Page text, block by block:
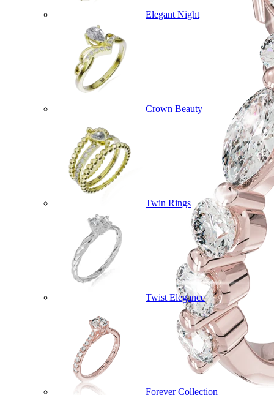
Elegant Night
Crown Beauty
Twin Rings
Twist Elegance
Forever Collection